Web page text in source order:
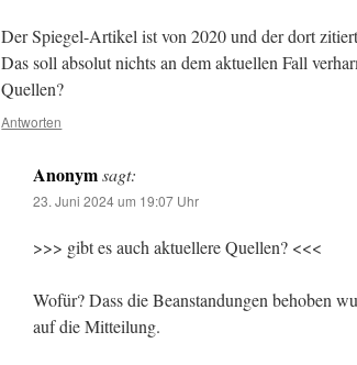
Der Spiegel-Artikel ist von 2020 und der dort
Das soll absolut nichts an dem aktuellen Fall
Quellen?
Antworten
Anonym sagt:
23. Juni 2024 um 19:07 Uhr
>>> gibt es auch aktuellere Quellen? <<<
Wofür? Dass die Beanstandungen behoben
auf die Mitteilung.